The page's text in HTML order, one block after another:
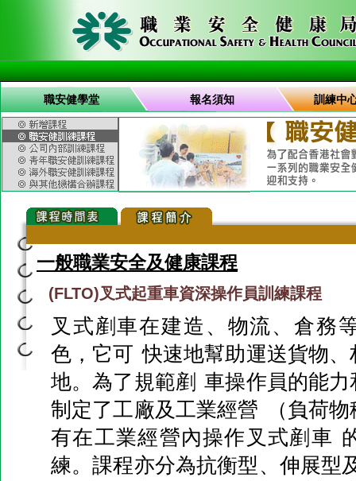
職安健學堂 報名須知 訓練中
一般職業安全及健康課程
(FLTO)叉式起重車資深操作員訓練課程
叉式剷車在建造、物流、倉務
色，它可 快速地幫助運送貨物
地。為了規範剷 車操作員的能
制定了工廠及工業經營 （負荷
有在工業經營內操作叉式剷車
練。課程亦分為抗衡型、伸展型